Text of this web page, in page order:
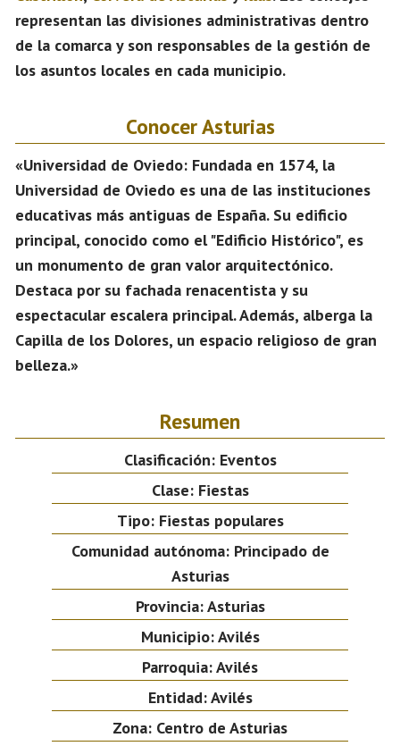
representan las divisiones administrativas dentro
de la comarca y son responsables de la gestión de
los asuntos locales en cada municipio.
Conocer Asturias
«Universidad de Oviedo: Fundada en 1574, la
Universidad de Oviedo es una de las instituciones
educativas más antiguas de España. Su edificio
principal, conocido como el "Edificio Histórico", es
un monumento de gran valor arquitectónico.
Destaca por su fachada renacentista y su
espectacular escalera principal. Además, alberga la
Capilla de los Dolores, un espacio religioso de gran
belleza.»
Resumen
Clasificación:Eventos
Clase:Fiestas
Tipo:Fiestas populares
Comunidad autónoma:Principado de
Asturias
Provincia:Asturias
Municipio:Avilés
Parroquia:Avilés
Entidad:Avilés
Zona: Centro de Asturias